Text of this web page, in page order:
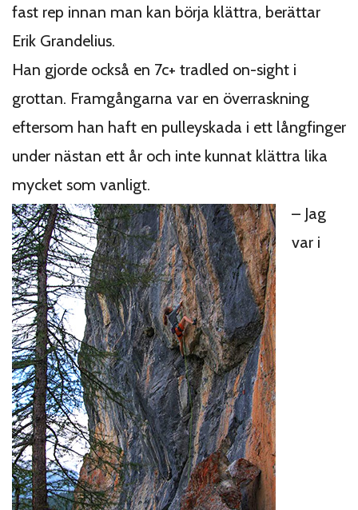
fast rep innan man kan börja klättra, berättar
Erik Grandelius.
Han gjorde också en 7c+ tradled on-sight i
grottan. Framgångarna var en överraskning
eftersom han haft en pulleyskada i ett långfinger
under nästan ett år och inte kunnat klättra lika
mycket som vanligt.
– Jag
var i